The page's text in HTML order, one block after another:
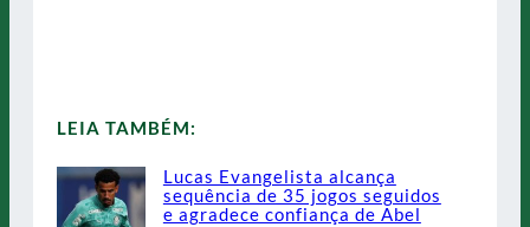
LEIA TAMBÉM:
Lucas Evangelista alcança
sequência de 35 jogos seguidos
e agradece confiança de Abel